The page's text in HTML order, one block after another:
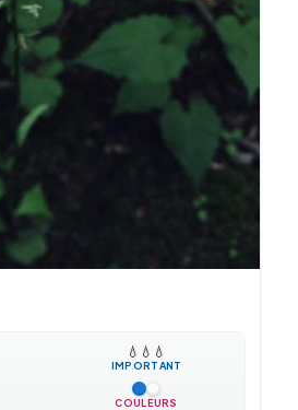
💧 💧 💧
IMPORTANT
COULEURS